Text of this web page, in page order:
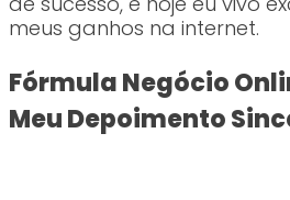
meus ganhos na internet.
Fórmula Negócio
Meu Depoimento